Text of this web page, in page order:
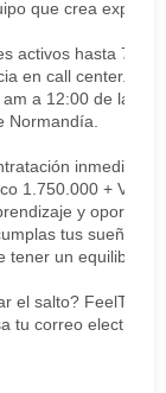
que crea
activos hasta 7
en call center.
a 12:00 de la
Normandía.
inmediata.
1.750.000 +
y
tus sueños y
tener un equilibrio
el salto?
tu correo